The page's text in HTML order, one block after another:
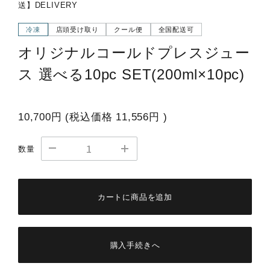
送】DELIVERY
冷凍 店頭受け取り クール便 全国配送可
オリジナルコールドプレスジュー
ス 選べる10pc SET(200ml×10pc)
10,700円 (税込価格 11,556円 )
数量
カートに商品を追加
購入手続きへ